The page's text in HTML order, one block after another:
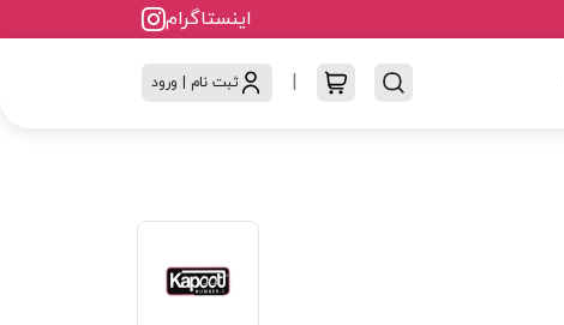
اینستاگرام
ثبت نام | ورود